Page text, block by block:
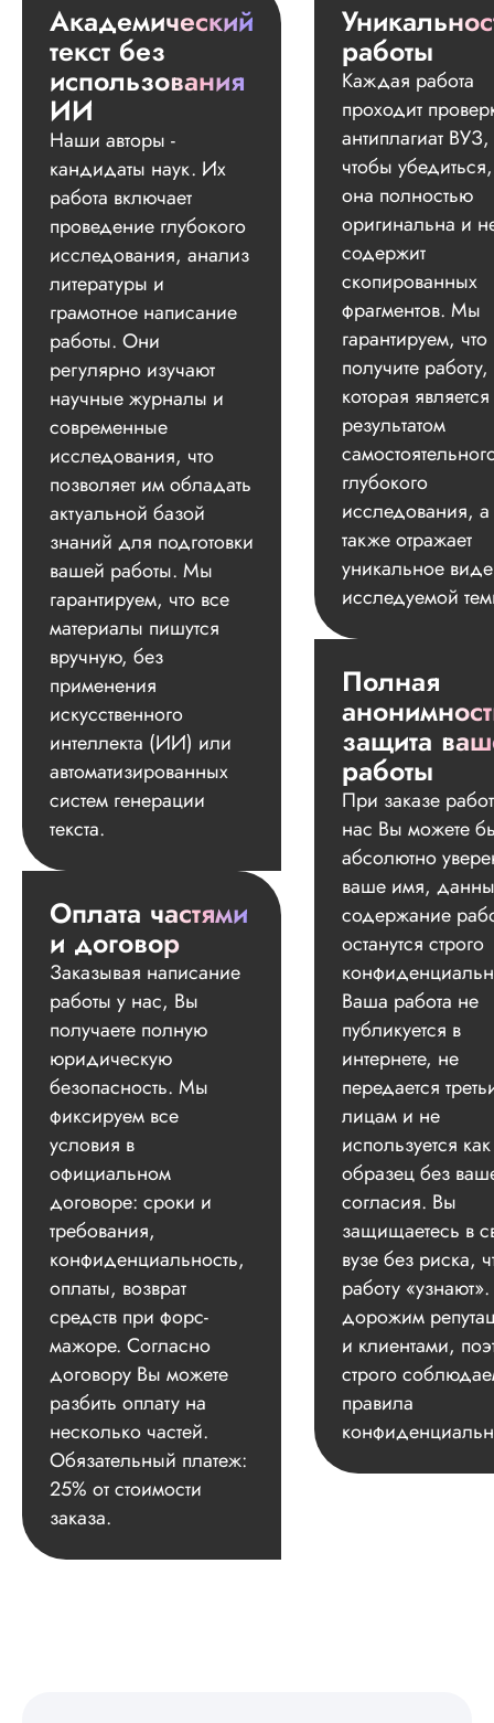
Академический
текст без
использования
ИИ
Наши авторы -
кандидаты наук. Их
работа включает
проведение глубокого
исследования, анализ
литературы и
грамотное написание
работы. Они
регулярно изучают
научные журналы и
современные
исследования, что
позволяет им обладать
актуальной базой
знаний для подготовки
вашей работы. Мы
гарантируем, что все
материалы пишутся
вручную, без
применения
искусственного
интеллекта (ИИ) или
автоматизированных
систем генерации
текста.
Оплата частями
и договор
Заказывая написание
работы у нас, Вы
получаете полную
юридическую
безопасность. Мы
фиксируем все
условия в
официальном
договоре: сроки и
требования,
конфиденциальность,
оплаты, возврат
средств при форс-
мажоре. Согласно
договору Вы можете
разбить оплату на
несколько частей.
Обязательный платеж:
25% от стоимости
заказа.
работы
Каждая работа
проходит
антиплагиат ВУЗ,
чтобы
она полностью
оригинальна и
содержит
скопированных
фрагментов. Мы
гарантируем,
получите работу,
которая является
результатом
глубокого
исследования, а
также отражает
уникальное
исследуемой
Полная
защита
работы
При заказе
нас Вы можете
абсолютно
ваше имя,
содержание
останутся строго
Ваша работа не
публикуется в
интернете, не
передается
лицам и не
используется как
образец без
согласия. Вы
защищаетесь в
вузе без риска,
работу
дорожим
и клиентами,
строго
правила